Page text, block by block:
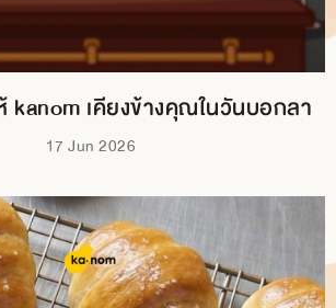
kanom เคียงข้างคุณในวันบอกลา
17 Jun 2026